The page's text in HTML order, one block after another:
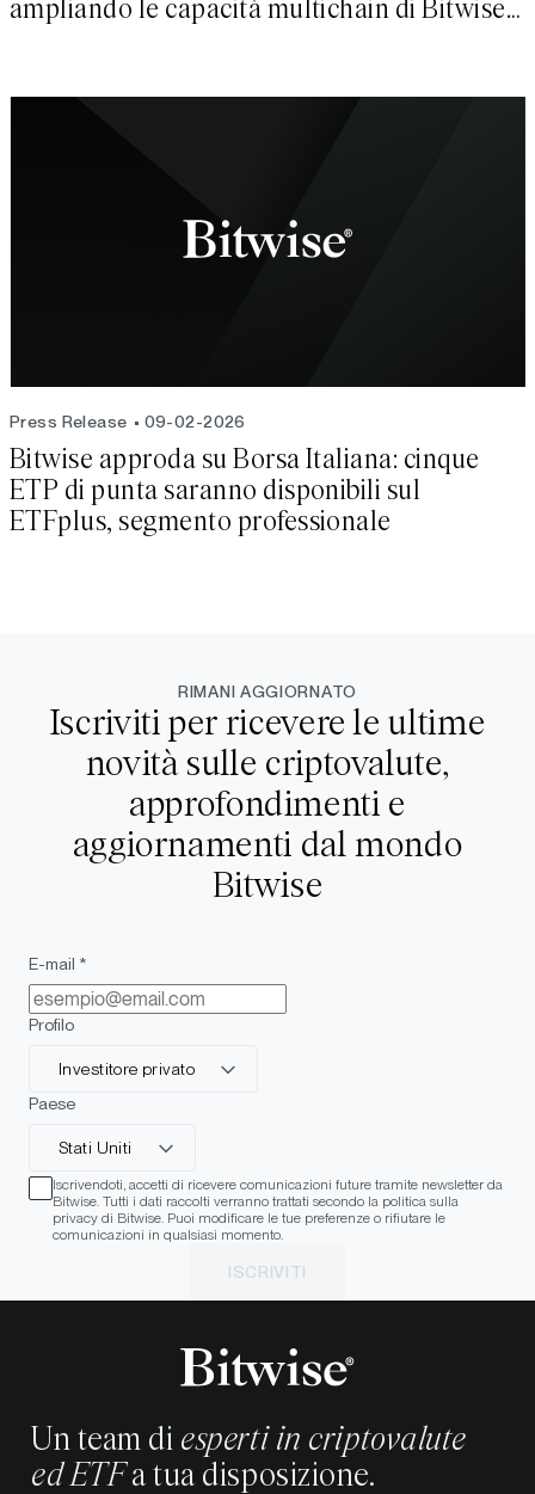
ampliando le capacità multichain di Bitwise
Press Release 09-02-2026
Bitwise approda su Borsa Italiana: cinque
ETP di punta saranno disponibili sul
ETFplus, segmento professionale
RIMANI AGGIORNATO
Iscriviti per ricevere le ultime
novità sulle criptovalute,
approfondimenti e
aggiornamenti dal mondo
Bitwise
E-mail *
Profilo
Investitore privato
Paese
Stati Uniti
Iscrivendoti, accetti di ricevere comunicazioni future tramite newsletter da
Bitwise. Tutti i dati raccolti verranno trattati secondo la politica sulla
privacy di Bitwise. Puoi modificare le tue preferenze o rifiutare le
comunicazioni in qualsiasi momento.
ISCRIVITI
Un team di esperti in criptovalute
ed ETFa tua disposizione.